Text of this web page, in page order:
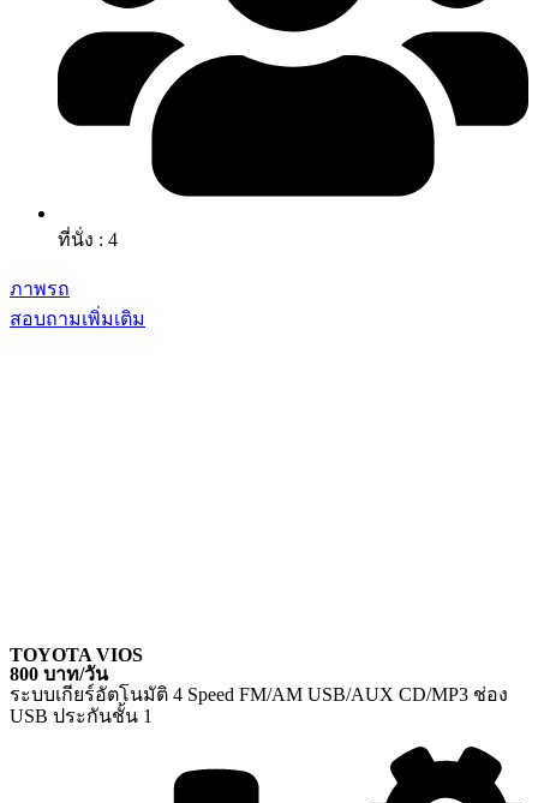
ที่นั่ง : 4
ภาพรถ
สอบถามเพิ่มเติม
TOYOTA VIOS
800 บาท/วัน
ระบบเกียร์อัตโนมัติ 4 Speed FM/AM USB/AUX CD/MP3 ช่อง
USB ประกันชั้น 1